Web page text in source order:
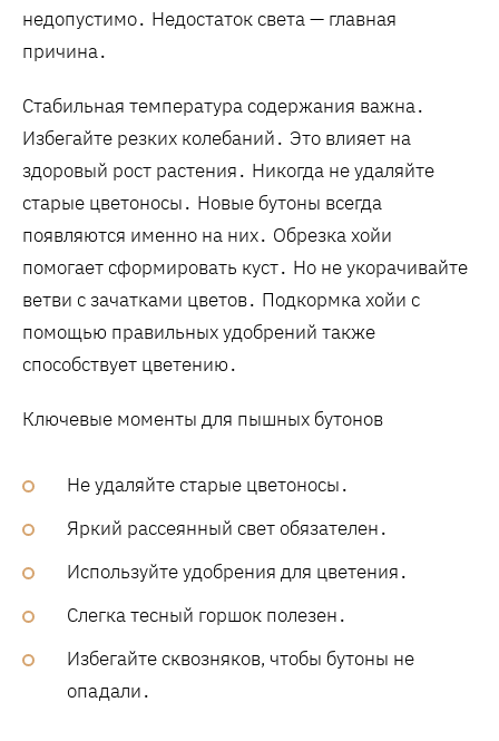
недопустимо․ Недостаток света — главная
причина․
Стабильная температура содержания важна․
Избегайте резких колебаний․ Это влияет на
здоровый рост растения․ Никогда не удаляйте
старые цветоносы․ Новые бутоны всегда
появляются именно на них․ Обрезка хойи
помогает сформировать куст․ Но не укорачивайте
ветви с зачатками цветов․ Подкормка хойи с
помощью правильных удобрений также
способствует цветению․
Ключевые моменты для пышных бутонов
Не удаляйте старые цветоносы․
Яркий рассеянный свет обязателен․
Используйте удобрения для цветения․
Слегка тесный горшок полезен․
Избегайте сквозняков‚ чтобы бутоны не
опадали․